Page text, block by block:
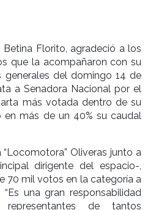
Florito, agradeció a los
que la acompañaron con su
del domingo 14 de
a Senadora Nacional por el
más votada dentro de su
en más de un 40% su caudal
Oliveras junto a
dirigente del espacio-,
70 mil votos en la categoría a
una gran responsabilidad
de tantos